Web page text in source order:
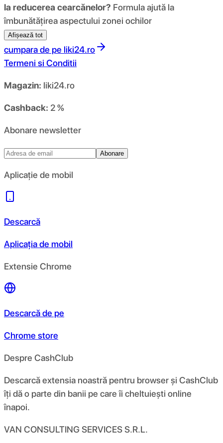
la reducerea cearcănelor? Formula ajută la
îmbunătățirea aspectului zonei ochilor
Afișează tot
cumpara de pe liki24.ro
Termeni si Conditii
Magazin: liki24.ro
Cashback: 2 %
Abonare newsletter
Abonare
Aplicație de mobil
Descarcă
Aplicația de mobil
Extensie Chrome
Descarcă de pe
Chrome store
Despre CashClub
Descarcă extensia noastră pentru browser și CashClub
îți dă o parte din banii pe care îi cheltuiești online
înapoi.
VAN CONSULTING SERVICES S.R.L.